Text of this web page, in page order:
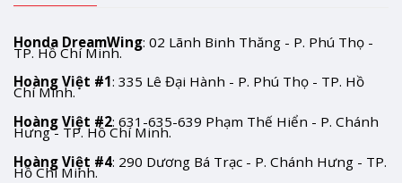
Honda DreamWing: 02 Lãnh Binh Thăng - P. Phú Thọ -
TP. Hồ Chí Minh.
Hoàng Việt #1: 335 Lê Đại Hành - P. Phú Thọ - TP. Hồ
Chí Minh.
Hoàng Việt #2: 631-635-639 Phạm Thế Hiển - P. Chánh
Hưng - TP. Hồ Chí Minh.
Hoàng Việt #4: 290 Dương Bá Trạc - P. Chánh Hưng - TP.
Hồ Chí Minh.